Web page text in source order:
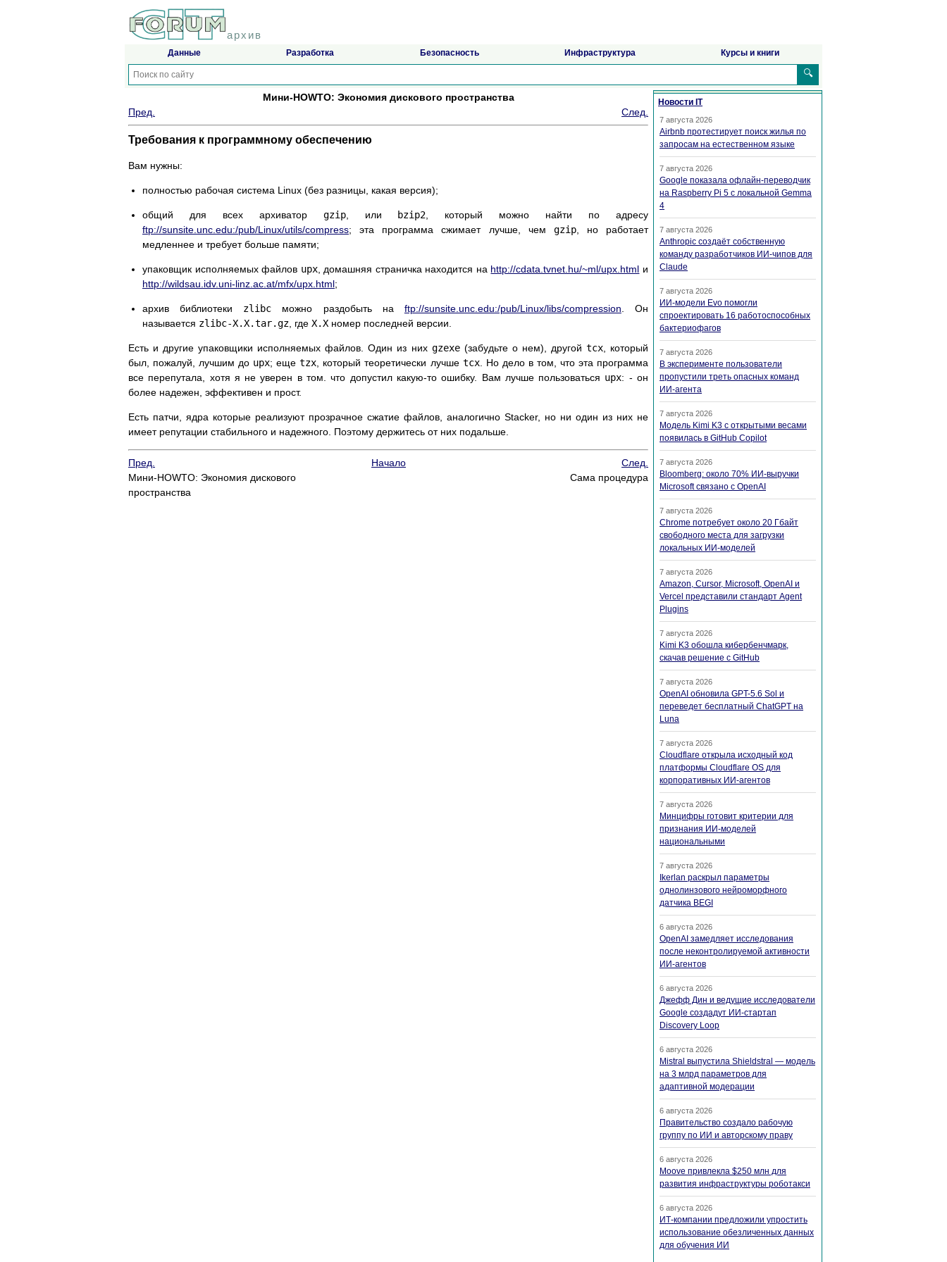
архив
Данные Разработка Безопасность Инфраструктура Курсы и книги
🔍
Мини-HOWTO: Экономия дискового пространства
Пред.
След.
Требования к программному обеспечению
Вам нужны:
полностью рабочая система Linux (без разницы, какая версия);
общий для всех архиватор gzip, или bzip2 , который можно найти по адресу
ftp://sunsite.unc.edu:/pub/Linux/utils/compress; эта программа сжимает лучше, чем gzip, но работает
медленнее и требует больше памяти;
упаковщик исполняемых файлов upx, домашняя страничка находится на http://cdata.tvnet.hu/~ml/upx.html и
http://wildsau.idv.uni-linz.ac.at/mfx/upx.html;
архив библиотеки zlibc можно раздобыть на ftp://sunsite.unc.edu:/pub/Linux/libs/compression . Он
называется zlibc-X.X.tar.gz , где X.X номер последней версии.
Есть и другие упаковщики исполняемых файлов. Один из них gzexe(забудьте о нем), другой tcx, который
был, пожалуй, лучшим до upx; ещеtzx , который теоретически лучше tcx. Но дело в том, что эта программа
все перепутала, хотя я не уверен в том. что допустил какую-то ошибку. Вам лучше пользоваться upx: - он
более надежен, эффективен и прост.
Есть патчи, ядра которые реализуют прозрачное сжатие файлов, аналогично Stacker, но ни один из них не
имеет репутации стабильного и надежного. Поэтому держитесь от них подальше.
Пред. Начало
След.
Мини-HOWTO: Экономия дискового
пространства
Сама процедура
Новости IT
7 августа 2026
Airbnb протестирует поиск жилья по
запросам на естественном языке
7 августа 2026
Google показала офлайн-переводчик
на Raspberry Pi 5 с локальной Gemma
4
7 августа 2026
Anthropic создаёт собственную
команду разработчиков ИИ-чипов для
Claude
7 августа 2026
ИИ-модели Evo помогли
спроектировать 16 работоспособных
бактериофагов
7 августа 2026
В эксперименте пользователи
пропустили треть опасных команд
ИИ-агента
7 августа 2026
Модель Kimi K3 с открытыми весами
появилась в GitHub Copilot
7 августа 2026
Bloomberg: около 70% ИИ-выручки
Microsoft связано с OpenAI
7 августа 2026
Chrome потребует около 20 Гбайт
свободного места для загрузки
локальных ИИ-моделей
7 августа 2026
Amazon, Cursor, Microsoft, OpenAI и
Vercel представили стандарт Agent
Plugins
7 августа 2026
Kimi K3 обошла кибербенчмарк,
скачав решение с GitHub
7 августа 2026
OpenAI обновила GPT-5.6 Sol и
переведет бесплатный ChatGPT на
Luna
7 августа 2026
Cloudflare открыла исходный код
платформы Cloudflare OS для
корпоративных ИИ-агентов
7 августа 2026
Минцифры готовит критерии для
признания ИИ-моделей
национальными
7 августа 2026
Ikerlan раскрыл параметры
однолинзового нейроморфного
датчика BEGI
6 августа 2026
OpenAI замедляет исследования
после неконтролируемой активности
ИИ-агентов
6 августа 2026
Джефф Дин и ведущие исследователи
Google создадут ИИ-стартап
Discovery Loop
6 августа 2026
Mistral выпустила Shieldstral — модель
на 3 млрд параметров для
адаптивной модерации
6 августа 2026
Правительство создало рабочую
группу по ИИ и авторскому праву
6 августа 2026
Moove привлекла $250 млн для
развития инфраструктуры роботакси
6 августа 2026
ИТ-компании предложили упростить
использование обезличенных данных
для обучения ИИ